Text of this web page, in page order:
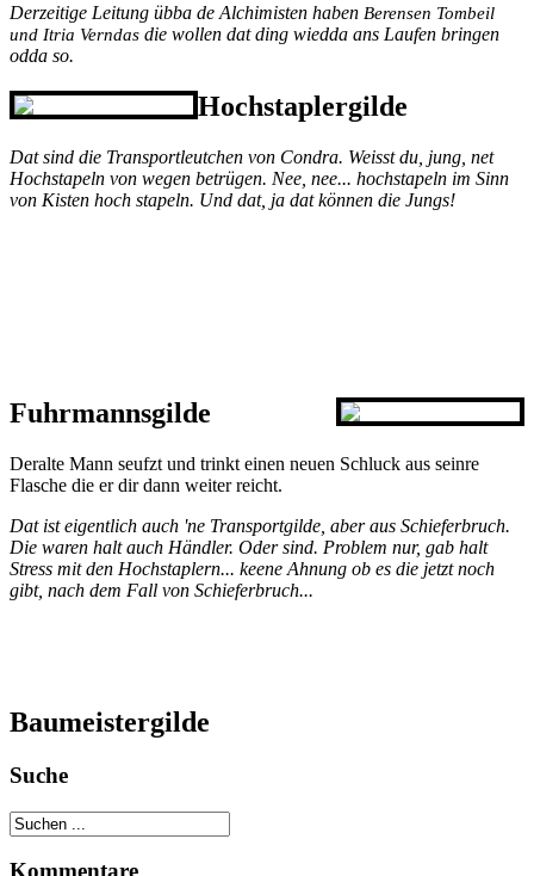
Derzeitige Leitung übba de Alchimisten haben Berensen Tombeil
und Itria Verndas die wollen dat ding wiedda ans Laufen bringen
odda so.
Hochstaplergilde
Dat sind die Transportleutchen von Condra. Weisst du, jung, net
Hochstapeln von wegen betrügen. Nee, nee... hochstapeln im Sinn
von Kisten hoch stapeln. Und dat, ja dat können die Jungs!
Fuhrmannsgilde
Deralte Mann seufzt und trinkt einen neuen Schluck aus seinre
Flasche die er dir dann weiter reicht.
Dat ist eigentlich auch 'ne Transportgilde, aber aus Schieferbruch.
Die waren halt auch Händler. Oder sind. Problem nur, gab halt
Stress mit den Hochstaplern... keene Ahnung ob es die jetzt noch
gibt, nach dem Fall von Schieferbruch...
Baumeistergilde
Suche